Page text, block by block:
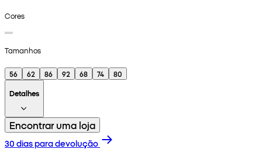
Cores
Tamanhos
56 62 86 92 68 74
80
Detalhes
Encontrar uma loja
30 dias para devolução